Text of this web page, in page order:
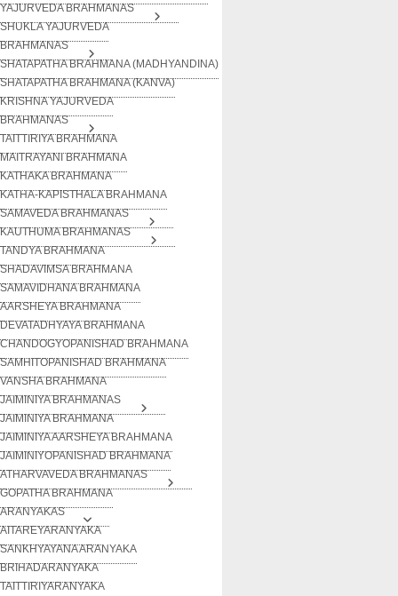
YAJURVEDA BRAHMANAS
SHUKLA YAJURVEDA
BRAHMANAS
SHATAPATHA BRAHMANA (MADHYANDINA)
SHATAPATHA BRAHMANA (KANVA)
KRISHNA YAJURVEDA
BRAHMANAS
TAITTIRIYA BRAHMANA
MAITRAYANI BRAHMANA
KATHAKA BRAHMANA
KATHA-KAPISTHALA BRAHMANA
SAMAVEDA BRAHMANAS
KAUTHUMA BRAHMANAS
TANDYA BRAHMANA
SHADAVIMSA BRAHMANA
SAMAVIDHANA BRAHMANA
AARSHEYA BRAHMANA
DEVATADHYAYA BRAHMANA
CHANDOGYOPANISHAD BRAHMANA
SAMHITOPANISHAD BRAHMANA
VANSHA BRAHMANA
JAIMINIYA BRAHMANAS
JAIMINIYA BRAHMANA
JAIMINIYA AARSHEYA BRAHMANA
JAIMINIYOPANISHAD BRAHMANA
ATHARVAVEDA BRAHMANAS
GOPATHA BRAHMANA
ARANYAKAS
AITAREYARANYAKA
SANKHYAYANA ARANYAKA
BRIHADARANYAKA
TAITTIRIYARANYAKA